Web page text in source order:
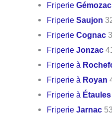
FriperieGémozac
FriperieSaujon
FriperieCognac
FriperieJonzac
Friperie à
Friperie à Royan
Friperie à Étaules
FriperieJarnac